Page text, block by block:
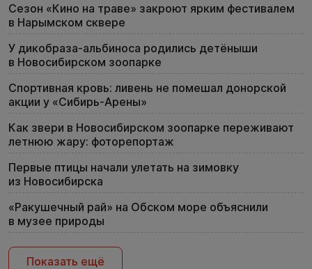
Сезон «Кино на траве» закроют ярким фестивалем
в Нарымском сквере
У дикобраза-альбиноса родились детёныши
в Новосибирском зоопарке
Спортивная кровь: ливень не помешал донорской
акции у «Сибирь-Арены»
Как звери в Новосибирском зоопарке переживают
летнюю жару: фоторепортаж
Первые птицы начали улетать на зимовку
из Новосибирска
«Ракушечный рай» на Обском море объяснили
в музее природы
Показать ещё